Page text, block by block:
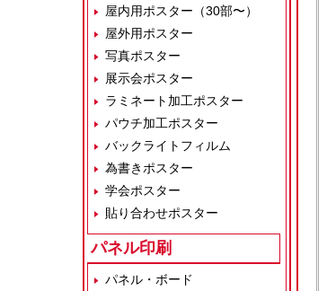
屋内用ポスター（30部〜）
屋外用ポスター
写真ポスター
展示会ポスター
ラミネート加工ポスター
パウチ加工ポスター
バックライトフィルム
為書きポスター
学会ポスター
貼り合わせポスター
パネル印刷
パネル・ボード